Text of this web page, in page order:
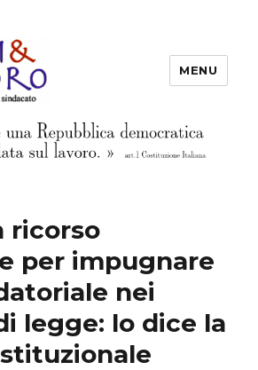
MENU
ricorso
per impugnare
nei
legge: lo dice la